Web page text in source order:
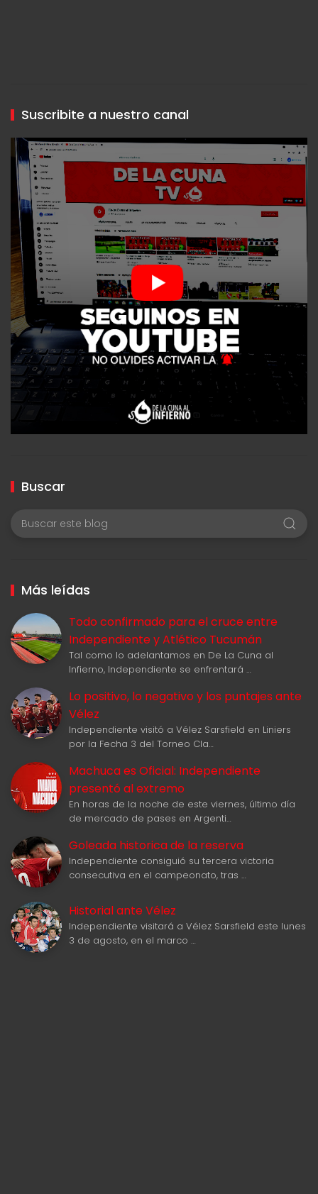
Suscribite a nuestro canal
Buscar
Más leídas
Todo confirmado para el cruce entre
Independiente y Atlético Tucumán
Tal como lo adelantamos en De La Cuna al
Infierno, Independiente se enfrentará …
Lo positivo, lo negativo y los puntajes ante
Vélez
Independiente visitó a Vélez Sarsfield en Liniers
por la Fecha 3 del Torneo Cla…
Machuca es Oficial: Independiente
presentó al extremo
En horas de la noche de este viernes, último día
de mercado de pases en Argenti…
Goleada historica de la reserva
Independiente consiguió su tercera victoria
consecutiva en el campeonato, tras …
Historial ante Vélez
Independiente visitará a Vélez Sarsfield este lunes
3 de agosto, en el marco …